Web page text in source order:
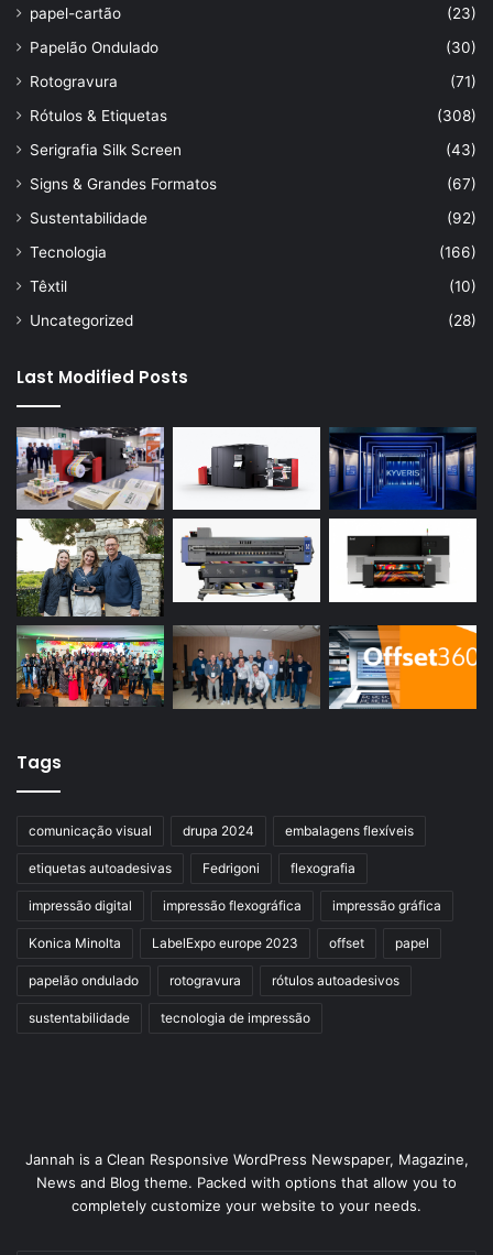
papel-cartão
(23)
Papelão Ondulado
(30)
Rotogravura
(71)
Rótulos & Etiquetas
(308)
Serigrafia Silk Screen
(43)
Signs & Grandes Formatos
(67)
Sustentabilidade
(92)
Tecnologia
(166)
Têxtil
(10)
Uncategorized
(28)
Last Modified Posts
Tags
comunicação visual drupa 2024 embalagens flexíveis
etiquetas autoadesivas Fedrigoni flexografia
impressão digital impressão flexográfica impressão gráfica
Konica Minolta LabelExpo europe 2023 offset papel
papelão ondulado rotogravura rótulos autoadesivos
sustentabilidade tecnologia de impressão
Jannah is a Clean Responsive WordPress Newspaper, Magazine,
News and Blog theme. Packed with options that allow you to
completely customize your website to your needs.